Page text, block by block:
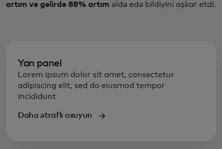
artım və gəlirdə 88% artım əldə edə bildiyini aşkar etdi.
Yan panel
Lorem ipsum dolor sit amet, consectetur
adipiscing elit, sed do eiusmod tempor
incididunt
Daha ətraflı oxuyun